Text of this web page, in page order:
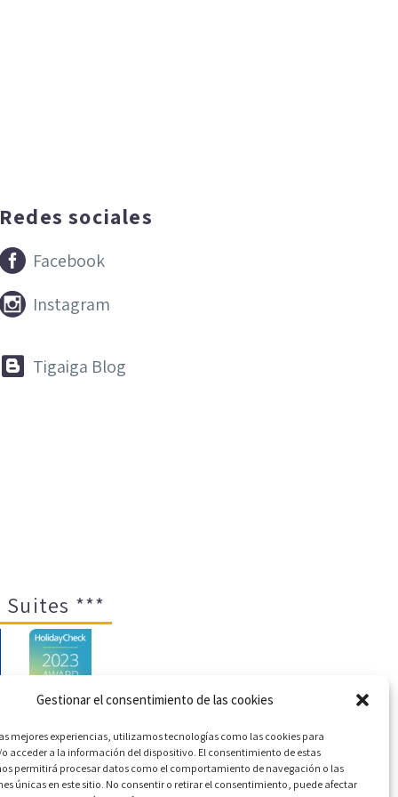
Gestionar el consentimiento de las cookies
mejores experiencias, utilizamos tecnologías como las cookies para
acceder a la información del dispositivo. El consentimiento de estas
permitirá procesar datos como el comportamiento de navegación o las
únicas en este sitio. No consentir o retirar el consentimiento, puede afectar
Redes sociales

 Facebook

 Instagram

 Tigaiga Blog
Suites ***
de cookies (UE)